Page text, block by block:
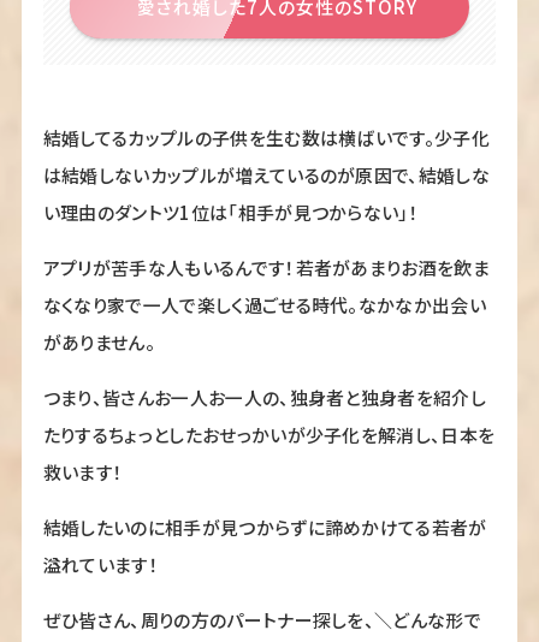
愛され婚した7人の女性のSTORY
結婚してるカップルの子供を生む数は横ばいです。少子化
は結婚しないカップルが増えているのが原因で、結婚しな
い理由のダントツ1位は「相手が見つからない」！
アプリが苦手な人もいるんです！若者があまりお酒を飲ま
なくなり家で一人で楽しく過ごせる時代。なかなか出会い
がありません。
つまり、皆さんお一人お一人の、独身者と独身者を紹介し
たりするちょっとしたおせっかいが少子化を解消し、日本を
救います！
結婚したいのに相手が見つからずに諦めかけてる若者が
溢れています！
ぜひ皆さん、周りの方のパートナー探しを、＼どんな形で